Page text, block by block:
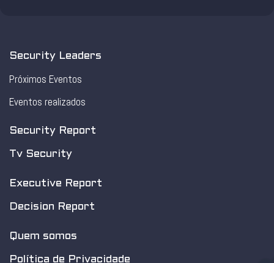
Security Leaders
Próximos Eventos
Eventos realizados
Security Report
Tv Security
Executive Report
Decision Report
Quem somos
Política de Privacidade